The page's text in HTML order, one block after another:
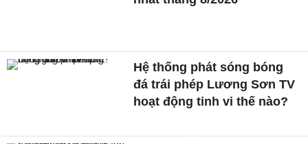
Hệ thống phát sóng bóng
đá trái phép Lương Sơn TV
hoạt động tinh vi thế nào?